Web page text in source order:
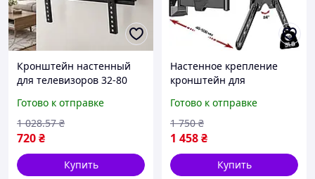
Кронштейн настенный
для телевизоров 32-80
Крепление ТВ /
Настенный держатель
Готово к отправке
720₴
1 028.57 ₴
Купить
Настенное крепление
кронштейн для
металлический черный /
Наклонно-поворотный
держатель до 31.8 кг
Готово к отправке
1 458₴
1 750 ₴
Купить